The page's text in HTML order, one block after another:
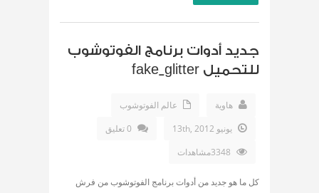
جديد أدوات برنامج الفوتوشوب
للتحميل fake_glitter
هاوية
عالم الفوتوشوب
يونيو 13th, 2012
0 تعليق
كل ما هو جديد من أدوات برنامج الفوتوشوب من فرش